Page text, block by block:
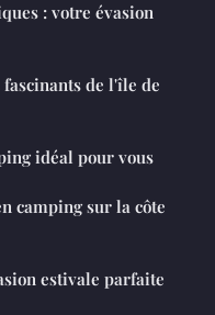
: votre évasion
de l'île de
idéal pour vous
camping sur la côte
estivale parfaite